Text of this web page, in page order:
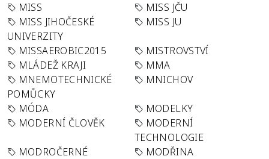
MISS
MISS JČU
MISS JIHOČESKÉ
UNIVERZITY
MISS JU
MISSAEROBIC2015
MISTROVSTVÍ
MLÁDEŽ KRAJI
MMA
MNEMOTECHNICKÉ
POMŮCKY
MNICHOV
MÓDA
MODELKY
MODERNÍ ČLOVĚK
MODERNÍ
TECHNOLOGIE
MODROČERNÉ
MODŘINA